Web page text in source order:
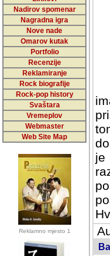
Nadirov spomenar
Nagradna igra
Nove nade
Omarov kutak
Portfolio
Recenzije
Reklamiranje
Rock biografije
Rock-pop history
Svaštara
Vremeplov
Webmaster
Web Site Map
Reklamno mjesto 1